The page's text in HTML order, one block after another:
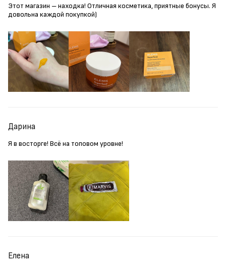
Этот магазин – находка! Отличная косметика, приятные бонусы. Я
довольна каждой покупкой)
Дарина
Я в восторге! Всё на топовом уровне!
Елена